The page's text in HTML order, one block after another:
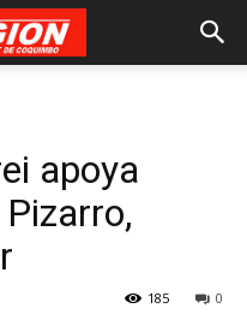
apoya
0
185